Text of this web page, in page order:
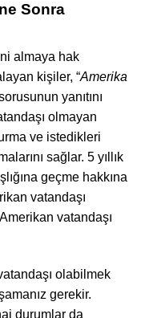
Sonra
almaya hak
kişiler, “Amerika
yanıtını
olmayan
ve istedikleri
sağlar. 5 yıllık
geçme hakkına
vatandaşı
vatandaşı
olabilmek
gerekir.
durumlar da